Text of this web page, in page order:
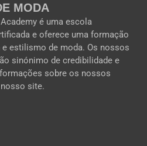
MODA
é uma escola
e oferece uma formação
estilismo de moda. Os nossos
sinónimo de credibilidade e
sobre os nossos
site.